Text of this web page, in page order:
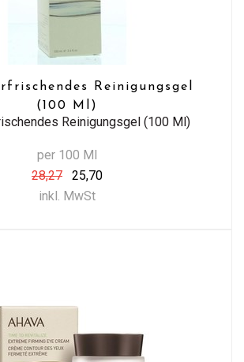
Reinigungsgel
(100 Ml)
Reinigungsgel (100 Ml)
per 100 Ml
28,27
25,70
inkl. MwSt